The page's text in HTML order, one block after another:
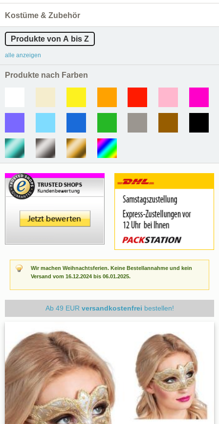
Wir machen Weihnachtsferien. Keine Bestellannahme und kein
Versand vom 16.12.2024 bis 06.01.2025.
Ab 49 EUR versandkostenfrei bestellen!
Kostüme & Zubehör
Produkte von A bis Z
alle anzeigen
Produkte nach Farben